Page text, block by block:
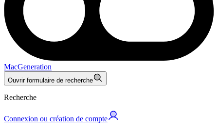
MacGeneration
Ouvrir formulaire de recherche
Recherche
Connexion ou création de compte